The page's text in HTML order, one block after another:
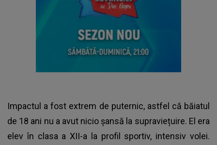
Impactul a fost extrem de puternic, astfel că băiatul
de 18 ani nu a avut nicio șansă la supraviețuire. El era
elev în clasa a XII-a la profil sportiv, intensiv volei.